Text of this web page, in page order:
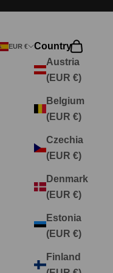
EUR €
Country
Austria
(EUR €)
Belgium
(EUR €)
Czechia
(EUR €)
Denmark
(EUR €)
Estonia
(EUR €)
Finland
Search
Cart